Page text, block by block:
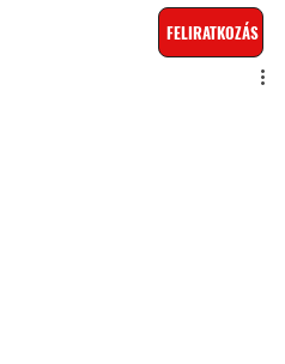
FELIRATKOZÁS